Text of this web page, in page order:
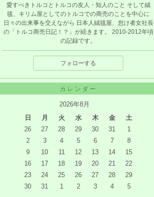
愛すべきトルコとトルコの友人・知人のこと そして絨
毯、キリム屋としてのトルコでの商売のことを中心に
日々の出来事を交えながら 日本人絨毯屋、怠け者女社長
の「トルコ商売日記！？」が続きます。 2010-2012年頃
の記録です。
フォローする
カレンダー
2026年8月
日
月 火 水 木 金
土
26
27 28 29 30 31
1
2
3 4 5 6 7
8
9
10 11 12 13 14
15
16
17 18 19 20 21
22
23
24 25 26 27 28
29
30
31 1 2 3 4 5